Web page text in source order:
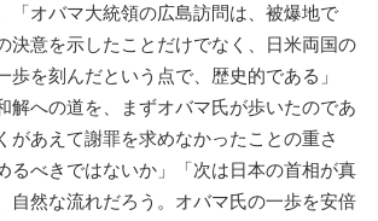
「オバマ大統領の広島訪問は、被爆地で
決意を示したことだけでなく、日米両国の
歩を刻んだという点で、歴史的である」
解への道を、まずオバマ氏が歩いたのであ
があえて謝罪を求めなかったことの重さ
るべきではないか」「次は日本の首相が真
自然な流れだろう。オバマ氏の一歩を安倍